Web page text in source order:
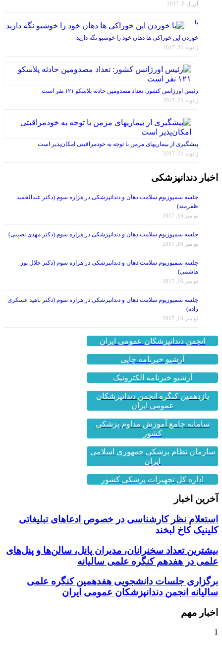
آوریل 8, 2017
با
خوردن این خوراکی ها دهان خود را خوشبو نگه دارید
ژانویه 21, 2017
رئیس اورژانس کشور: تعداد مصدومین حادثه پلاسکو ۱۲۱ نفر است
ژانویه 21, 2017
پیشگیری از بیماریهای مزمن با توجه به خودمراقبتی امکان‌پذیر است
ژانویه 21, 2017
اخبار دندانپزشکی
جلسه سمپوزیوم سلامت دهان و دندانپزشکی در هزاره سوم (دکتر عبدالحمید
ظفرمند)
نوامبر 16, 2017
جلسه سمپوزیوم سلامت دهان و دندانپزشکی در هزاره سوم (دکتر مهدی نصیبی)
نوامبر 16, 2017
جلسه سمپوزیوم سلامت دهان و دندانپزشکی در هزاره سوم (دکتر جلال پور
هاشمی)
نوامبر 16, 2017
جلسه سمپوزیوم سلامت دهان و دندانپزشکی در هزاره سوم (دکتر ناهید عسکری
زاده)
نوامبر 16, 2017
انجمن دندانپزشکان عمومی ایران
آرشیو خبرنامه چاپی
آرشیو خبرنامه الکترونیک
یازدهمین کنگره انجمن دندانپزشکان
عمومی ایران
سامانه جامع آموزش مداوم پزشکی
کشور
سازمان نظام پزشکی جمهوری اسلامی
ایران
اداره کل تجهیزات پزشکی کشور
آخرین اخبار
استعلام نظر کارشناسی در خصوص ادعاهای تبلیغاتی
کلینیک کاخ لبخند
بیشترین تعداد سخنرانان، مدیران پانل، سالن‌ها و پنل‌های
علمی در هفدهم کنگره علمی سالیانه
برگزاری جلسات دانشجویی هفدهمین کنگره علمی
سالیانه انجمن دندانپزشکان عمومی ایران
اخبار مهم
1